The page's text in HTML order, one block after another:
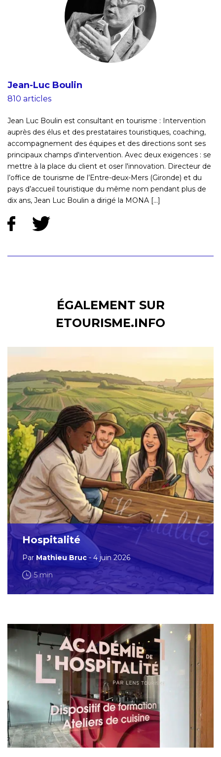
Jean-Luc Boulin
810 articles
Jean Luc Boulin est consultant en tourisme : Intervention
auprès des élus et des prestataires touristiques, coaching,
accompagnement des équipes et des directions sont ses
principaux champs d'intervention. Avec deux exigences : se
mettre à la place du client et oser l'innovation. Directeur de
l’office de tourisme de l’Entre-deux-Mers (Gironde) et du
pays d’accueil touristique du même nom pendant plus de
dix ans, Jean Luc Boulin a dirigé la MONA [...]
ÉGALEMENT SUR
ETOURISME.INFO
Hospitalité
Par Mathieu Bruc- 4 juin 2026
5 min